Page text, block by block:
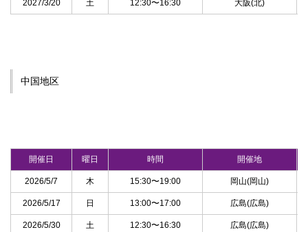
2027/3/20 土 12:30〜16:30 大阪(北)
中国地区
開催日 曜日 時間 開催地
2026/5/7 木 15:30〜19:00 岡山(岡山)
2026/5/17 日 13:00〜17:00 広島(広島)
2026/5/30 土 12:30〜16:30 広島(広島)